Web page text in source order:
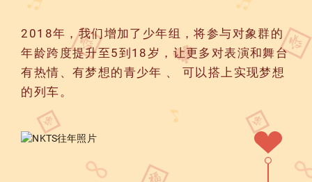
2018年，我们增加了少年组，将参与对象群的
年龄跨度提升至5到18岁，让更多对表演和舞台
有热情、有梦想的青少年 、 可以搭上实现梦想
的列车。